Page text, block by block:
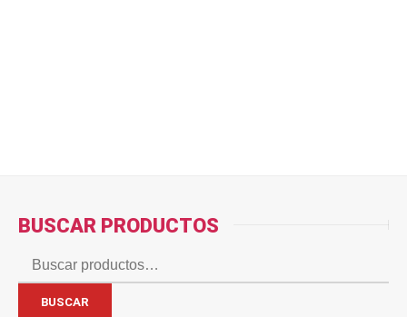
BUSCAR PRODUCTOS
Buscar
por:
BUSCAR